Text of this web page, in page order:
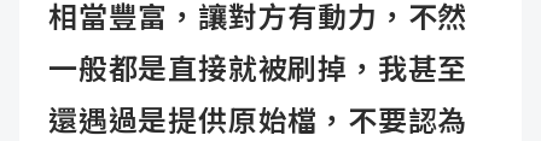
相當豐富，讓對方有動力，不然
一般都是直接就被刷掉，我甚至
還遇過是提供原始檔，不要認為